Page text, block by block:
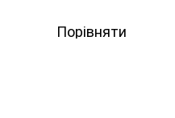
Порівняти